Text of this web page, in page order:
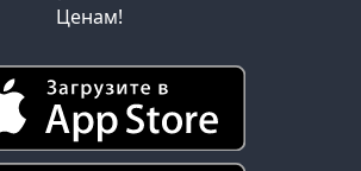
Ценам!